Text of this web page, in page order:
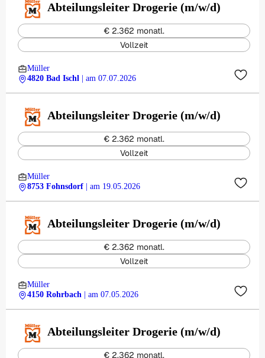
Abteilungsleiter Drogerie (m/w/d)
€ 2.362 monatl.
Vollzeit
Müller
4820 Bad Ischl
| am 07.07.2026
Abteilungsleiter Drogerie (m/w/d)
€ 2.362 monatl.
Vollzeit
Müller
8753 Fohnsdorf
| am 19.05.2026
Abteilungsleiter Drogerie (m/w/d)
€ 2.362 monatl.
Vollzeit
Müller
4150 Rohrbach
| am 07.05.2026
Abteilungsleiter Drogerie (m/w/d)
€ 2.362 monatl.